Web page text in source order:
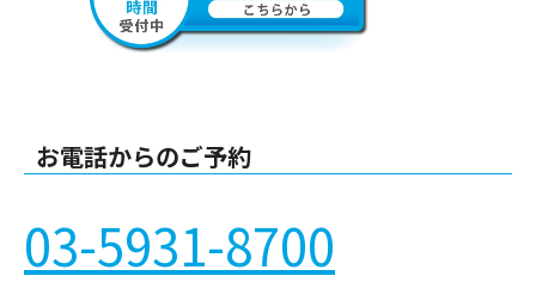
お電話からのご予約
03-5931-8700